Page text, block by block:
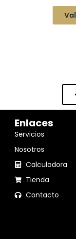
Enlaces
Servicios
Nosotros
Calculadora
Tienda
Contacto